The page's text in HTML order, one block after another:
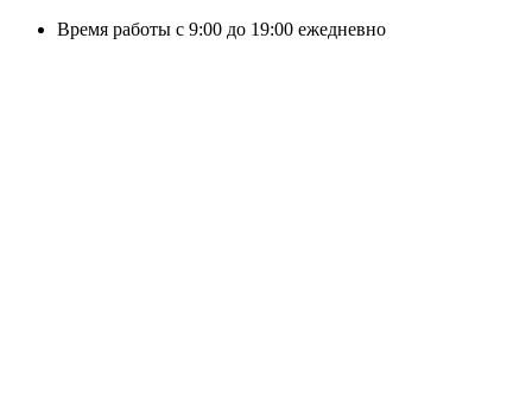
Время работы с 9:00 до 19:00 ежедневно